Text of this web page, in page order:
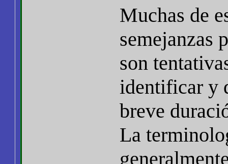
Muchas de
semejanzas
son
identificar y
breve
La